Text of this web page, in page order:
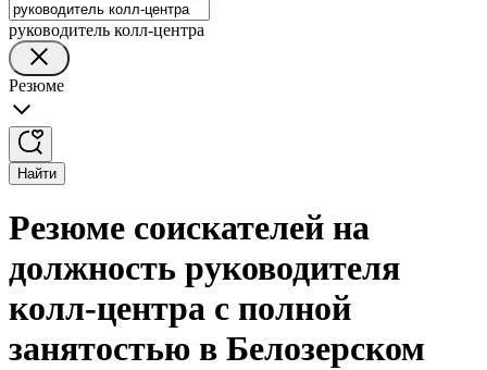
руководитель колл-центра
Резюме
Найти
Резюме соискателей на
должность руководителя
колл-центра с полной
занятостью в Белозерском